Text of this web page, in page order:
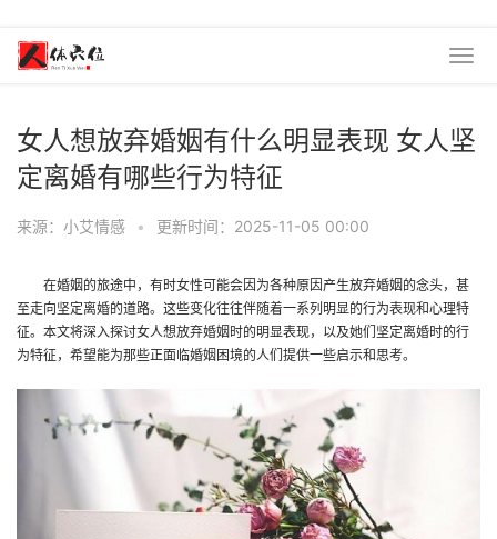
女人想放弃婚姻有什么明显表现 女人坚
定离婚有哪些行为特征
来源：小艾情感 • 更新时间：2025-11-05 00:00
在婚姻的旅途中，有时女性可能会因为各种原因产生放弃婚姻的念头，甚
至走向坚定离婚的道路。这些变化往往伴随着一系列明显的行为表现和心理特
征。本文将深入探讨女人想放弃婚姻时的明显表现，以及她们坚定离婚时的行
为特征，希望能为那些正面临婚姻困境的人们提供一些启示和思考。